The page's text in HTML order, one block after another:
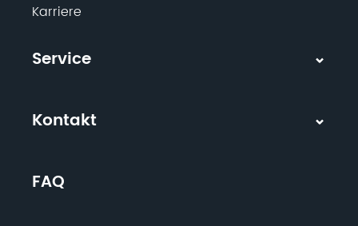
Karriere
Service
Kontakt
FAQ